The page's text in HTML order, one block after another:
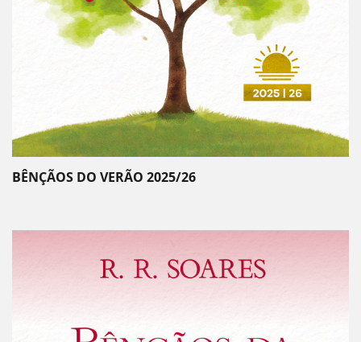
BÊNÇÃOS DO VERÃO 2025/26